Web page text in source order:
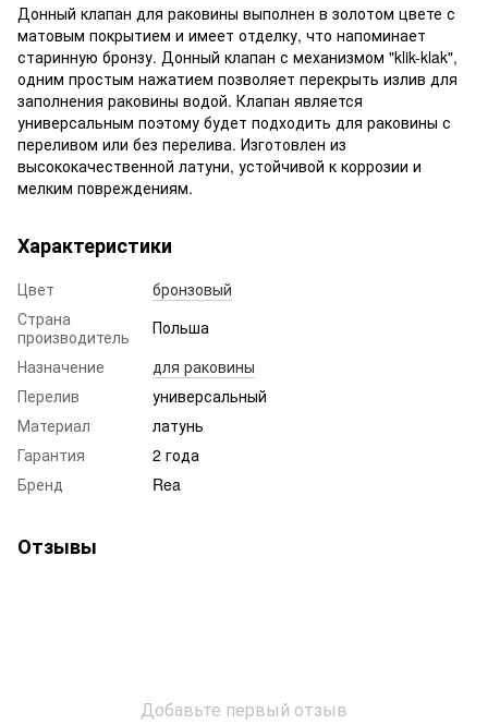
Донный клапан для раковины выполнен в золотом цвете с
матовым покрытием и имеет отделку, что напоминает
старинную бронзу. Донный клапан с механизмом "klik-klak",
одним простым нажатием позволяет перекрыть излив для
заполнения раковины водой. Клапан является
универсальным поэтому будет подходить для раковины с
переливом или без перелива. Изготовлен из
высококачественной латуни, устойчивой к коррозии и
мелким повреждениям.
Характеристики
Цвет
бронзовый
Страна
производитель
Польша
Назначение
для раковины
Перелив
универсальный
Материал
латунь
Гарантия
2 года
Бренд
Rea
Отзывы
Добавьте первый отзыв